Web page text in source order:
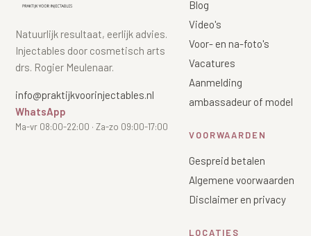
Natuurlijk resultaat, eerlijk advies.
Injectables door cosmetisch arts
drs. Rogier Meulenaar.
info@praktijkvoorinjectables.nl
WhatsApp
Ma-vr 08:00-22:00 · Za-zo 09:00-17:00
Blog
Video's
Voor- en na-foto's
Vacatures
Aanmelding
ambassadeur of model
VOORWAARDEN
Gespreid betalen
Algemene voorwaarden
Disclaimer en privacy
LOCATIES